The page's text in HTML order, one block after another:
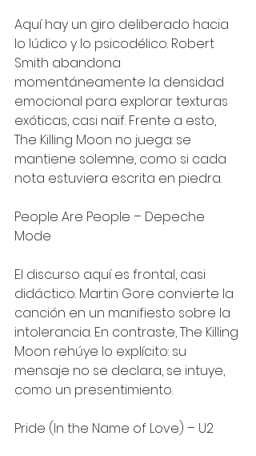
Aquí hay un giro deliberado hacia
lo lúdico y lo psicodélico. Robert
Smith abandona
momentáneamente la densidad
emocional para explorar texturas
exóticas, casi naïf. Frente a esto,
The Killing Moon no juega: se
mantiene solemne, como si cada
nota estuviera escrita en piedra.
People Are People – Depeche
Mode
El discurso aquí es frontal, casi
didáctico. Martin Gore convierte la
canción en un manifiesto sobre la
intolerancia. En contraste, The Killing
Moon rehúye lo explícito: su
mensaje no se declara, se intuye,
como un presentimiento.
Pride (In the Name of Love) – U2